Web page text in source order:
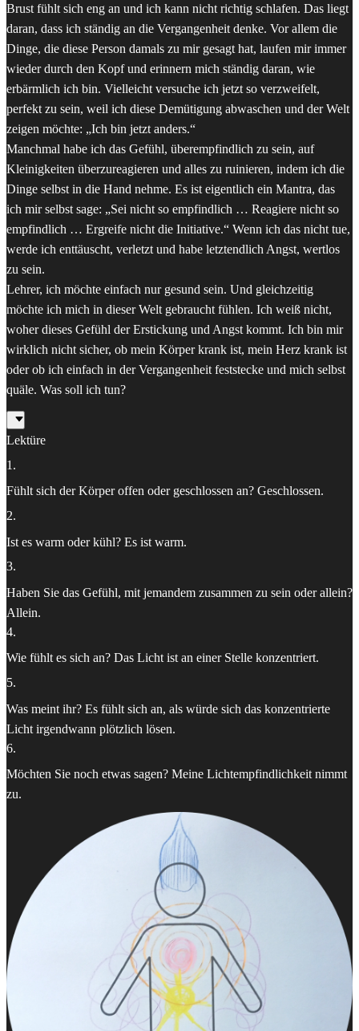
Brust fühlt sich eng an und ich kann nicht richtig schlafen. Das liegt
daran, dass ich ständig an die Vergangenheit denke. Vor allem die
Dinge, die diese Person damals zu mir gesagt hat, laufen mir immer
wieder durch den Kopf und erinnern mich ständig daran, wie
erbärmlich ich bin. Vielleicht versuche ich jetzt so verzweifelt,
perfekt zu sein, weil ich diese Demütigung abwaschen und der Welt
zeigen möchte: „Ich bin jetzt anders.“
Manchmal habe ich das Gefühl, überempfindlich zu sein, auf
Kleinigkeiten überzureagieren und alles zu ruinieren, indem ich die
Dinge selbst in die Hand nehme. Es ist eigentlich ein Mantra, das
ich mir selbst sage: „Sei nicht so empfindlich … Reagiere nicht so
empfindlich … Ergreife nicht die Initiative.“ Wenn ich das nicht tue,
werde ich enttäuscht, verletzt und habe letztendlich Angst, wertlos
zu sein.
Lehrer, ich möchte einfach nur gesund sein. Und gleichzeitig
möchte ich mich in dieser Welt gebraucht fühlen. Ich weiß nicht,
woher dieses Gefühl der Erstickung und Angst kommt. Ich bin mir
wirklich nicht sicher, ob mein Körper krank ist, mein Herz krank ist
oder ob ich einfach in der Vergangenheit feststecke und mich selbst
quäle. Was soll ich tun?
Lektüre
1 .
Fühlt sich der Körper offen oder geschlossen an? Geschlossen.
2.
Ist es warm oder kühl? Es ist warm.
3.
Haben Sie das Gefühl, mit jemandem zusammen zu sein oder allein?
Allein.
4.
Wie fühlt es sich an? Das Licht ist an einer Stelle konzentriert.
5.
Was meint ihr? Es fühlt sich an, als würde sich das konzentrierte
Licht irgendwann plötzlich lösen.
6.
Möchten Sie noch etwas sagen? Meine Lichtempfindlichkeit nimmt
zu.